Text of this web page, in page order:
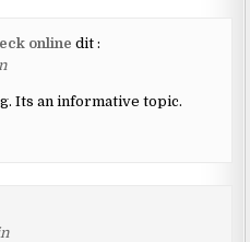
online dit :
Its an informative topic.